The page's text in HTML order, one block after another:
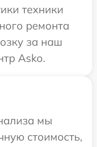
техники
ремонта
за наш
Asko.
мы
стоимость,